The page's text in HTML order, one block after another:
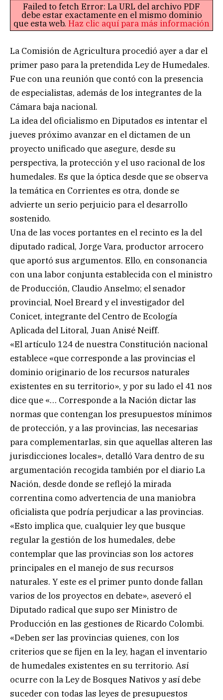
Failed to fetch Error: La URL del archivo PDF
debe estar exactamente en el mismo dominio
que esta web. Haz clic aquí para más información
La Comisión de Agricultura procedió ayer a dar el
primer paso para la pretendida Ley de Humedales.
Fue con una reunión que contó con la presencia
de especialistas, además de los integrantes de la
Cámara baja nacional.
La idea del oficialismo en Diputados es intentar el
jueves próximo avanzar en el dictamen de un
proyecto unificado que asegure, desde su
perspectiva, la protección y el uso racional de los
humedales. Es que la óptica desde que se observa
la temática en Corrientes es otra, donde se
advierte un serio perjuicio para el desarrollo
sostenido.
Una de las voces portantes en el recinto es la del
diputado radical, Jorge Vara, productor arrocero
que aportó sus argumentos. Ello, en consonancia
con una labor conjunta establecida con el ministro
de Producción, Claudio Anselmo; el senador
provincial, Noel Breard y el investigador del
Conicet, integrante del Centro de Ecología
Aplicada del Litoral, Juan Anisé Neiff.
«El artículo 124 de nuestra Constitución nacional
establece «que corresponde a las provincias el
dominio originario de los recursos naturales
existentes en su territorio», y por su lado el 41 nos
dice que «… Corresponde a la Nación dictar las
normas que contengan los presupuestos mínimos
de protección, y a las provincias, las necesarias
para complementarlas, sin que aquellas alteren las
jurisdicciones locales», detalló Vara dentro de su
argumentación recogida también por el diario La
Nación, desde donde se reflejó la mirada
correntina como advertencia de una maniobra
oficialista que podría perjudicar a las provincias.
«Esto implica que, cualquier ley que busque
regular la gestión de los humedales, debe
contemplar que las provincias son los actores
principales en el manejo de sus recursos
naturales. Y este es el primer punto donde fallan
varios de los proyectos en debate», aseveró el
Diputado radical que supo ser Ministro de
Producción en las gestiones de Ricardo Colombi.
«Deben ser las provincias quienes, con los
criterios que se fijen en la ley, hagan el inventario
de humedales existentes en su territorio. Así
ocurre con la Ley de Bosques Nativos y así debe
suceder con todas las leyes de presupuestos